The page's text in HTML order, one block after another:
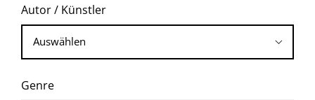
Autor / Künstler
Genre